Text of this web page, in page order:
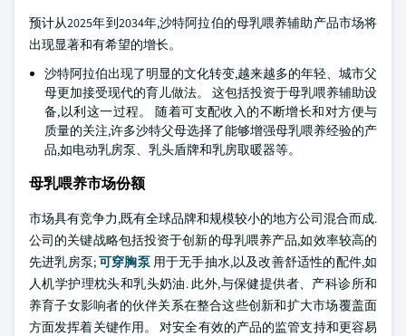
预计从2025年到2034年,沙特阿拉伯的母乳喂养辅助产品市场将
出现显著和有希望的增长。
沙特阿拉伯出现了明显的文化转变,越来越多的年轻、城市父
母更加接受现代的育儿做法。 这包括投资于母乳喂养辅助设
备,以利这一过程。 随着可支配收入的不断增长和对方便与
质量的关注,许多沙特父母选择了能够增强母乳喂养经验的产
品,如电动乳房泵、乳头盾牌和乳房取暖器等。
母乳喂养市场份额
市场具有竞争力,既有全球品牌和规模较小的地方公司混合而成.
公司的关键战略包括投资于创新的母乳喂养产品,如效率较高的
先进乳房泵;可穿胸泵用于无手抽水,以及改善舒适性的配件,如
人机学护理枕头和乳头奶油. 此外,与保健提供者、产科诊所和
养育子女影响者的伙伴关系在整合这些创新和扩大市场覆盖面
方面发挥着关键作用。 对安全有效的产品的监管支持和更容易